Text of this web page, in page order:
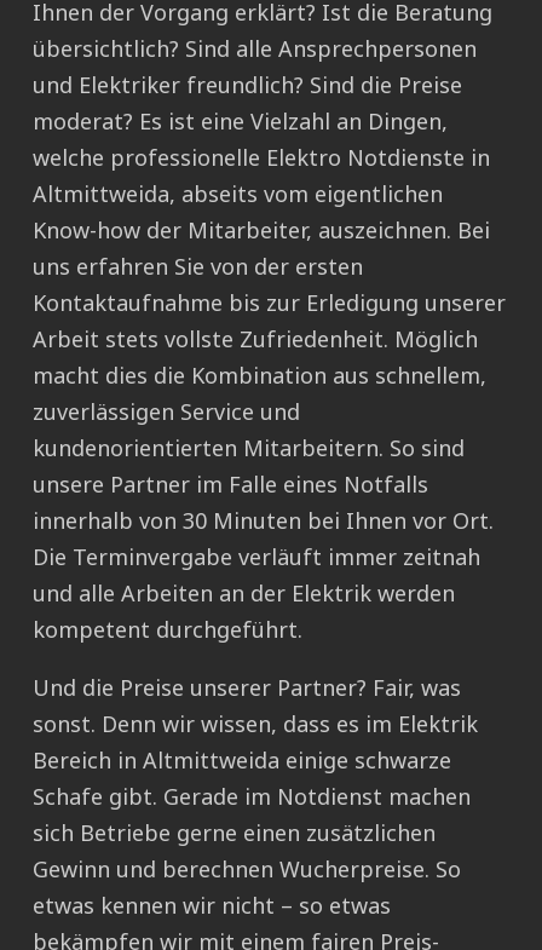
Ihnen der Vorgang erklärt? Ist die Beratung
übersichtlich? Sind alle Ansprechpersonen
und Elektriker freundlich? Sind die Preise
moderat? Es ist eine Vielzahl an Dingen,
welche professionelle Elektro Notdienste in
Altmittweida, abseits vom eigentlichen
Know-how der Mitarbeiter, auszeichnen. Bei
uns erfahren Sie von der ersten
Kontaktaufnahme bis zur Erledigung unserer
Arbeit stets vollste Zufriedenheit. Möglich
macht dies die Kombination aus schnellem,
zuverlässigen Service und
kundenorientierten Mitarbeitern. So sind
unsere Partner im Falle eines Notfalls
innerhalb von 30 Minuten bei Ihnen vor Ort.
Die Terminvergabe verläuft immer zeitnah
und alle Arbeiten an der Elektrik werden
kompetent durchgeführt.
Und die Preise unserer Partner? Fair, was
sonst. Denn wir wissen, dass es im Elektrik
Bereich in Altmittweida einige schwarze
Schafe gibt. Gerade im Notdienst machen
sich Betriebe gerne einen zusätzlichen
Gewinn und berechnen Wucherpreise. So
etwas kennen wir nicht – so etwas
bekämpfen wir mit einem fairen Preis-